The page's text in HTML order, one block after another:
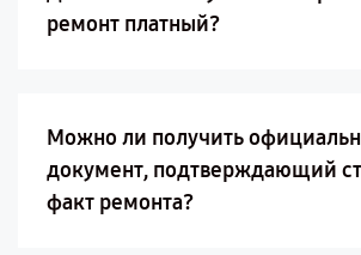
ремонт платный?
Можно ли получить
документ, подтверждающий
факт ремонта?